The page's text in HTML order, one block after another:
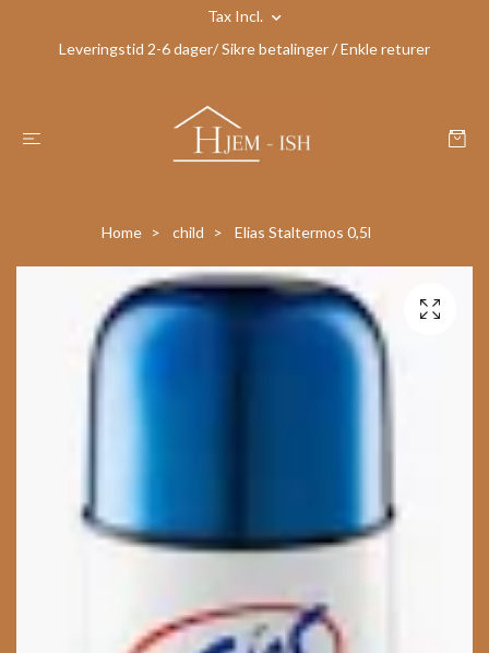
Tax Incl.
Leveringstid 2-6 dager/ Sikre betalinger / Enkle returer
Home child Elias Staltermos 0,5l